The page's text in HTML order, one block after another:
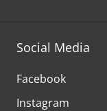
Social Media
Facebook
Instagram